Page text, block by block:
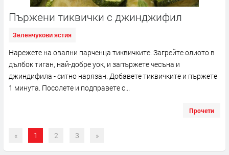
Пържени тиквички с джинджифил
Зеленчукови ястия
Нарежете на овални парченца тиквичките. Загрейте олиото в
дълбок тиган, най-добре уок, и запържете чесъна и
джиндифила - ситно нарязан. Добавете тиквичките и пържете
1 минута. Посолете и подправете с...
Прочети
« 1 2 3 »